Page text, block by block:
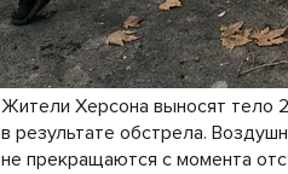
Жители Херсона выносят тело
в результате обстрела.
не прекращаются с момента